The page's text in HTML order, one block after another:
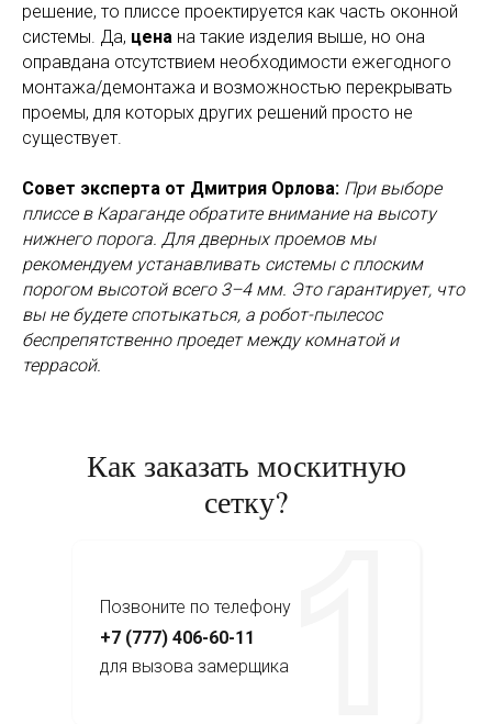
решение, то плиссе проектируется как часть оконной
системы. Да, цена на такие изделия выше, но она
оправдана отсутствием необходимости ежегодного
монтажа/демонтажа и возможностью перекрывать
проемы, для которых других решений просто не
существует.
Совет эксперта от Дмитрия Орлова: При выборе
плиссе в Караганде обратите внимание на высоту
нижнего порога. Для дверных проемов мы
рекомендуем устанавливать системы с плоским
порогом высотой всего 3–4 мм. Это гарантирует, что
вы не будете спотыкаться, а робот-пылесос
беспрепятственно проедет между комнатой и
террасой.
Как заказать москитную
сетку?
Позвоните по телефону
+7 (777) 406-60-11
для вызова замерщика